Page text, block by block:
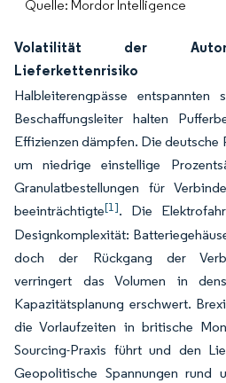
Quelle: Mordor Intelligence
Volatilität der
Lieferkettenrisiko
Halbleiterengpässe
Beschaffungsleiter halten
Effizienzen dämpfen. Die deutsche
um niedrige einstellige
Granulatbestellungen für
beeinträchtigte[1]. Die
Designkomplexität:
doch der Rückgang der
verringert das Volumen in
Kapazitätsplanung erschwert.
die Vorlaufzeiten in britische
Sourcing-Praxis führt und den
Geopolitische Spannungen rund